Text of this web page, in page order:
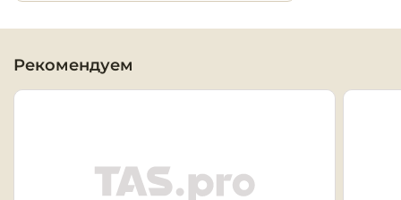
Рекомендуем